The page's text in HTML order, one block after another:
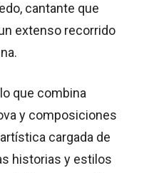
cantante que
extenso recorrido
que combina
y composiciones
cargada de
historias y estilos